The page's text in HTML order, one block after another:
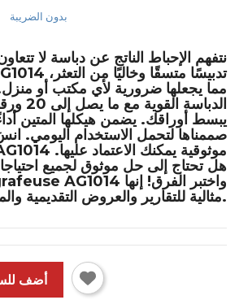
بدون الضريبة
نتفهم الإحباط الناتج عن دباسة لا
مما يجعلها ضرورية لأي مكتب أو
الدباسة
يبسط أوراقك. يضمن هيكلها المتين
صممناها لتحمل الاستخدام اليومي.
هل تحتاج إلى حل موثوق لجميع
AG1014
مثالية للتقارير والعروض التقديمية والمهام اليومية.
أضف